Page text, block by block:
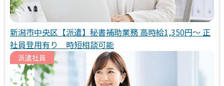
新潟市中央区【派遣】秘書補助業務 高時給1,350円～ 正
社員登用有り 時短相談可能
派遣社員